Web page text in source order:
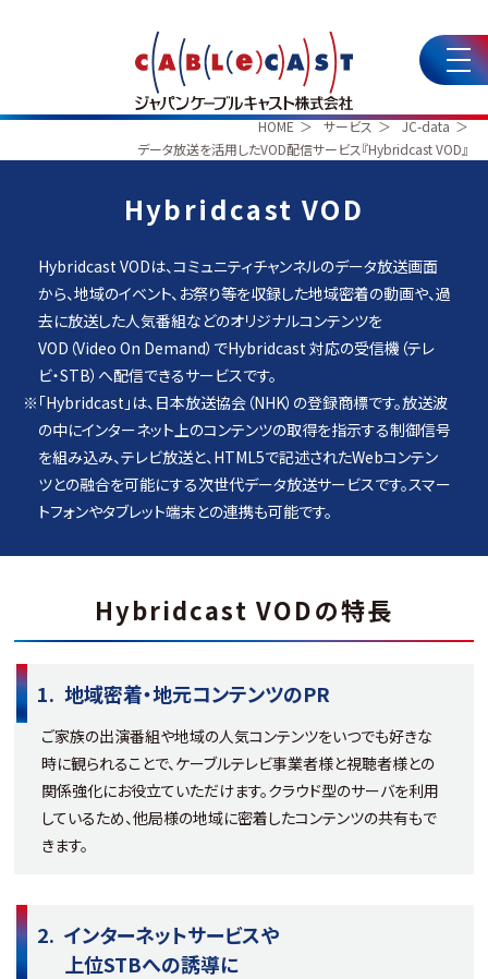
HOME サービス
JC-data
データ放送を活用したVOD配信サービス『Hybridcast VOD』
Hybridcast VOD
Hybridcast VODは、コミュニティチャンネルのデータ放送画面
から、地域のイベント、お祭り等を収録した地域密着の動画や、過
去に放送した人気番組などのオリジナルコンテンツを
VOD（Video On Demand）でHybridcast 対応の受信機（テレ
ビ・STB）へ配信できるサービスです。
※「Hybridcast」は、日本放送協会（NHK）の登録商標です。放送波
の中にインターネット上のコンテンツの取得を指示する制御信号
を組み込み、テレビ放送と、HTML5で記述されたWebコンテン
ツとの融合を可能にする次世代データ放送サービスです。スマー
トフォンやタブレット端末との連携も可能です。
Hybridcast VODの特長
地域密着・地元コンテンツのPR
ご家族の出演番組や地域の人気コンテンツをいつでも好きな
時に観られることで、ケーブルテレビ事業者様と視聴者様との
関係強化にお役立ていただけます。クラウド型のサーバを利用
しているため、他局様の地域に密着したコンテンツの共有もで
きます。
インターネットサービスや
上位STBへの誘導に